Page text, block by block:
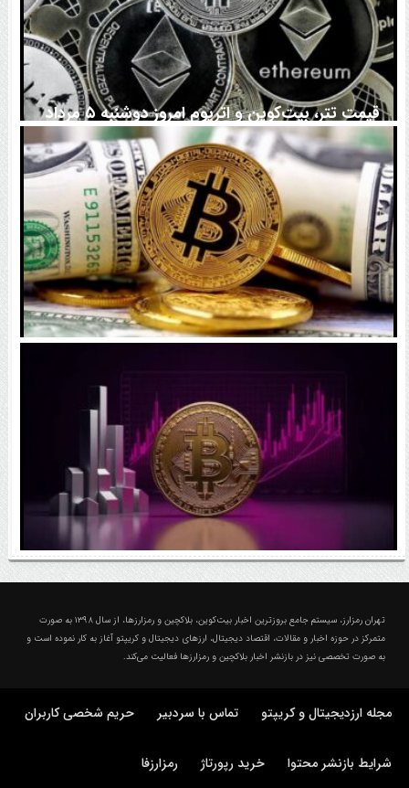
قیمت تتر، بیت‌کوین و اتریوم امروز دوشنبه ۵ مرداد
۱۴۰۵ | بیت‌کوین این مرز را از دست بدهد، همه‌چیز تغییر
می‌کند
اتفاق مهم در بازار رمزارزها / بیت‌کوین وارد فاز تازه شد
تهران رمزارز، سیستم جامع بروزترین اخبار بیت‌کوین، بلاکچین و رمزارزها، از سال ۱۳۹۸ به صورت
متمرکز در حوزه اخبار و مقالات، اقتصاد دیجیتال، ارزهای‌ دیجیتال و کریپتو آغاز به کار نموده است و
به صورت تخصصی نیز در بازنشر اخبار بلاکچین و رمزارزها فعالیت می‌کند.
مجله ارزدیجیتال و کریپتو تماس با سردبیر حریم شخصی کاربران
شرایط بازنشر محتوا خرید رپورتاژ رمزارزفا